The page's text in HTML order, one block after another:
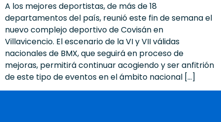
A los mejores deportistas, de más de 18
departamentos del país, reunió este fin de semana el
nuevo complejo deportivo de Covisán en
Villavicencio. El escenario de la VI y VII válidas
nacionales de BMX, que seguirá en proceso de
mejoras, permitirá continuar acogiendo y ser anfitrión
de este tipo de eventos en el ámbito nacional […]